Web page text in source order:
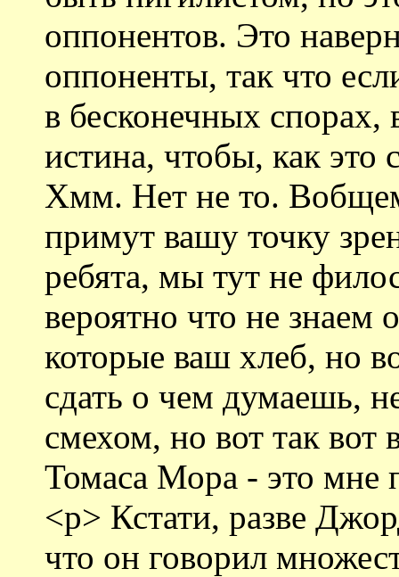
оппонентов. Это
оппоненты, так что
в бесконечных спорах,
истина, чтобы, как это
Хмм. Нет не то.
примут вашу точку
ребята, мы тут не
вероятно что не знаем
которые ваш хлеб, но
сдать о чем думаешь,
смехом, но вот так вот
Томаса Мора - это мне
<p> Кстати, разве
что он говорил